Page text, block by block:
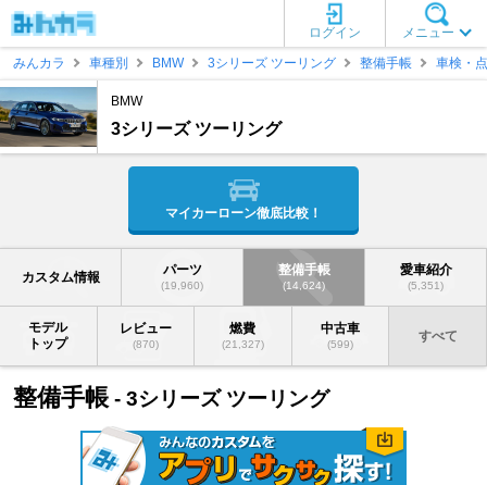
メニュー
ログイン
みんカラ
車種別 BMW 3シリーズ ツーリング 整備手帳 車検・
BMW
3シリーズ ツーリング
マイカーローン徹底比較！
カスタム情報 パーツ
(19,960)
整備手帳
(14,624)
愛車紹介
(5,351)
モデル
トップ
レビュー
(870)
燃費
(21,327)
中古車
(599)
すべて
整備手帳 - 3シリーズ ツーリング